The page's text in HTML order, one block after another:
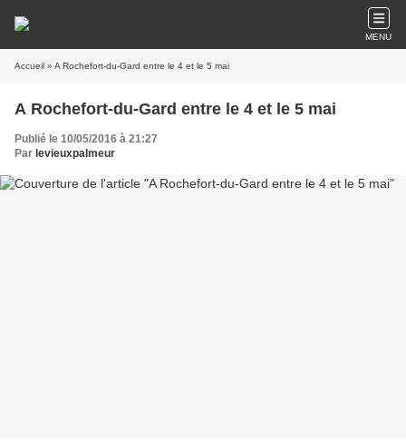
MENU
Accueil » A Rochefort-du-Gard entre le 4 et le 5 mai
A Rochefort-du-Gard entre le 4 et le 5 mai
Publié le 10/05/2016 à 21:27
Par levieuxpalmeur